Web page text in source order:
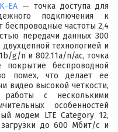
EA — точка доступа для
подключения к
беспроводные частоты 2,4
передачи данных 300
технологией и
g/n и 802.11a/n/ac, точка
покрытие беспроводной
помех, что делает ее
видео высокой четкости,
с несколькими
особенностей
модем LTE Category 12,
до 600 Мбит/с и